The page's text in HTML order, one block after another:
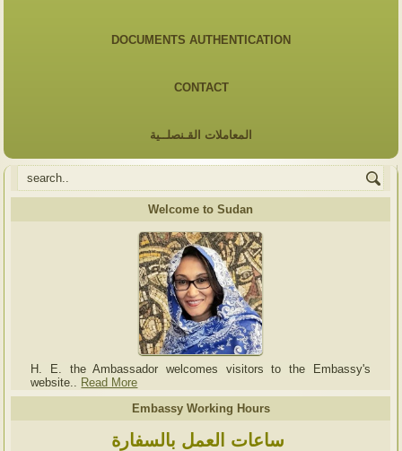
DOCUMENTS AUTHENTICATION
CONTACT
المعاملات القـنصلــية
Welcome to Sudan
H. E. the Ambassador welcomes visitors to the Embassy's
website..
Read More
Embassy Working Hours
ساعات العمل بالسفارة